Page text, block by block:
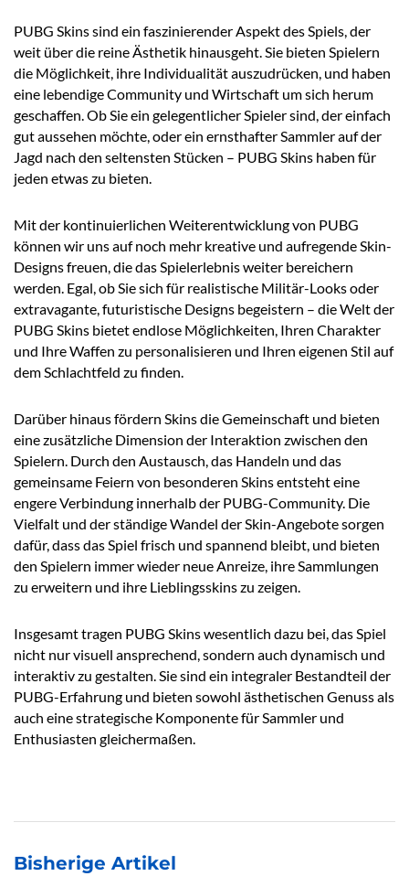
PUBG Skins sind ein faszinierender Aspekt des Spiels, der
weit über die reine Ästhetik hinausgeht. Sie bieten Spielern
die Möglichkeit, ihre Individualität auszudrücken, und haben
eine lebendige Community und Wirtschaft um sich herum
geschaffen. Ob Sie ein gelegentlicher Spieler sind, der einfach
gut aussehen möchte, oder ein ernsthafter Sammler auf der
Jagd nach den seltensten Stücken – PUBG Skins haben für
jeden etwas zu bieten.
Mit der kontinuierlichen Weiterentwicklung von PUBG
können wir uns auf noch mehr kreative und aufregende Skin-
Designs freuen, die das Spielerlebnis weiter bereichern
werden. Egal, ob Sie sich für realistische Militär-Looks oder
extravagante, futuristische Designs begeistern – die Welt der
PUBG Skins bietet endlose Möglichkeiten, Ihren Charakter
und Ihre Waffen zu personalisieren und Ihren eigenen Stil auf
dem Schlachtfeld zu finden.
Darüber hinaus fördern Skins die Gemeinschaft und bieten
eine zusätzliche Dimension der Interaktion zwischen den
Spielern. Durch den Austausch, das Handeln und das
gemeinsame Feiern von besonderen Skins entsteht eine
engere Verbindung innerhalb der PUBG-Community. Die
Vielfalt und der ständige Wandel der Skin-Angebote sorgen
dafür, dass das Spiel frisch und spannend bleibt, und bieten
den Spielern immer wieder neue Anreize, ihre Sammlungen
zu erweitern und ihre Lieblingsskins zu zeigen.
Insgesamt tragen PUBG Skins wesentlich dazu bei, das Spiel
nicht nur visuell ansprechend, sondern auch dynamisch und
interaktiv zu gestalten. Sie sind ein integraler Bestandteil der
PUBG-Erfahrung und bieten sowohl ästhetischen Genuss als
auch eine strategische Komponente für Sammler und
Enthusiasten gleichermaßen.
Bisherige Artikel